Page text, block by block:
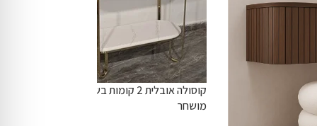
קוסולה אובלית 2 קומות בשחור +רגליים
מושחר